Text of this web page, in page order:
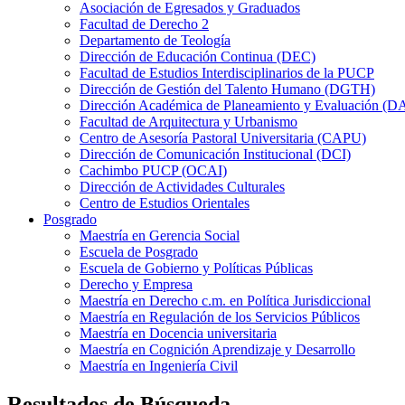
Asociación de Egresados y Graduados
Facultad de Derecho 2
Departamento de Teología
Dirección de Educación Continua (DEC)
Facultad de Estudios Interdisciplinarios de la PUCP
Dirección de Gestión del Talento Humano (DGTH)
Dirección Académica de Planeamiento y Evaluación
Facultad de Arquitectura y Urbanismo
Centro de Asesoría Pastoral Universitaria (CAPU)
Dirección de Comunicación Institucional (DCI)
Cachimbo PUCP (OCAI)
Dirección de Actividades Culturales
Centro de Estudios Orientales
Posgrado
Maestría en Gerencia Social
Escuela de Posgrado
Escuela de Gobierno y Políticas Públicas
Derecho y Empresa
Maestría en Derecho c.m. en Política Jurisdiccional
Maestría en Regulación de los Servicios Públicos
Maestría en Docencia universitaria
Maestría en Cognición Aprendizaje y Desarrollo
Maestría en Ingeniería Civil